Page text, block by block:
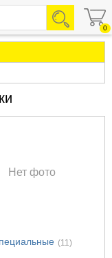
0
Нет фото
(11)